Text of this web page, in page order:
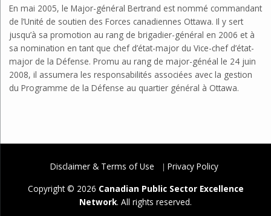
En mai 2005, le Major-général Bertrand est nommé commandant
de l’Unité de soutien des Forces canadiennes Ottawa. Il y sert
jusqu’à sa promotion au rang de brigadier-général en 2006 et à
sa nomination en tant que chef d’état-major du Vice-chef d’état-
major de la Défense. Promu au rang de major-généal le 24 juin
2008, il assumera les responsabilités associées avec la gestion
du Programme de la Défense au quartier général à Ottawa.
Disclaimer & Terms of Use
Privacy Policy
Copyright © 2026 Canadian Public Sector Excellence
Network. All rights reserved.